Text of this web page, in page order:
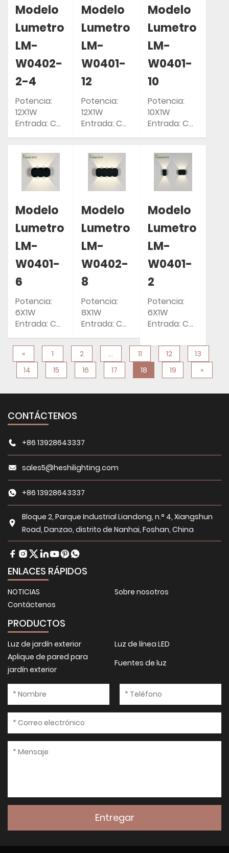
Modelo
Lumetro
LM-
W0402-
2-4
Potencia:
12X1W
Entrada: CA
85-265 V
IP: IP54
Modelo
Lumetro
LM-
W0401-
12
Potencia:
12X1W
Entrada: CA
85-265 V
IP: IP54
Modelo
Lumetro
LM-
W0401-
10
Potencia:
10X1W
Entrada: CA
85-265 V
IP: IP54
Modelo
Lumetro
LM-
W0401-
6
Potencia:
6X1W
Entrada: CA
Clasificación
IP: IP54
Modelo
Lumetro
LM-
W0402-
8
Potencia:
8X1W
Entrada: CA
Clasificación
IP: IP54
Modelo
Lumetro
LM-
W0401-
2
Potencia:
6X1W
Entrada: CA
Clasificación
IP: IP54
« 1 2 ... 11 12
13
14
15 16 17 18 19 »
CONTÁCTENOS
+86 13928643337
sales5@heshilighting.com
+86 13928643337
Bloque 2, Parque Industrial Liandong, n.° 4, Xiangshun
Road, Danzao, distrito de Nanhai, Foshan, China
ENLACES RÁPIDOS
NOTICIAS
Sobre nosotros
Contáctenos
PRODUCTOS
Luz de jardín exterior
Luz de línea LED
Aplique de pared para
jardín exterior
Fuentes de luz
Entregar